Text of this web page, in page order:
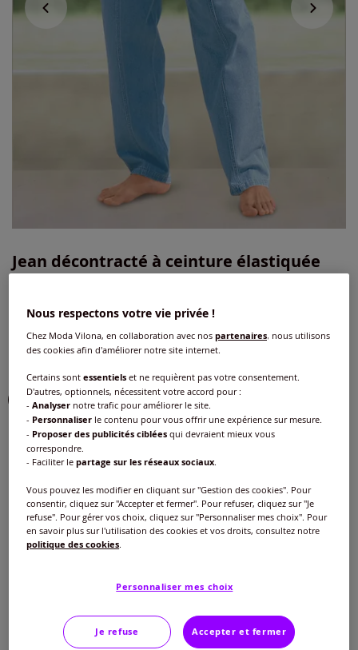
Jean décontracté à ceinture élastiquée
Couleur :bleu blanchi
Modèle :
Tailles standard :
Veuillez sélectionner une taille
En stock
Guide des tailles
Nous respectons votre vie privée !
Chez Moda Vilona, en collaboration avec nospartenaires, nous utilisons
des cookies afin d'améliorer notre site internet.
Certains sontessentiels et ne requièrent pas votre consentement.
D'autres, optionnels, nécessitent votre accord pour :
-Analyser notre trafic pour améliorer le site.
- Personnaliser le contenu pour vous offrir une expérience sur mesure.
- Proposer des publicités ciblées qui devraient mieux vous
correspondre.
- Faciliter lepartage sur les réseaux sociaux.
Vous pouvez les modifier en cliquant sur "Gestion des cookies". Pour
consentir, cliquez sur "Accepter et fermer". Pour refuser, cliquez sur "Je
refuse". Pour gérer vos choix, cliquez sur "Personnaliser mes choix". Pour
en savoir plus sur l'utilisation des cookies et vos droits, consultez notre
politique des cookies.
Personnaliser mes choix
Je refuse Accepter et fermer